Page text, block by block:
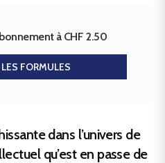
à CHF 2.50
FORMULES
dans l’univers de
qu’est en passe de